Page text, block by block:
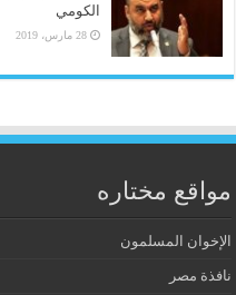
الكومي
28 مارس، 2019
مواقع مختاره
الإخوان المسلمون
نافذة مصر